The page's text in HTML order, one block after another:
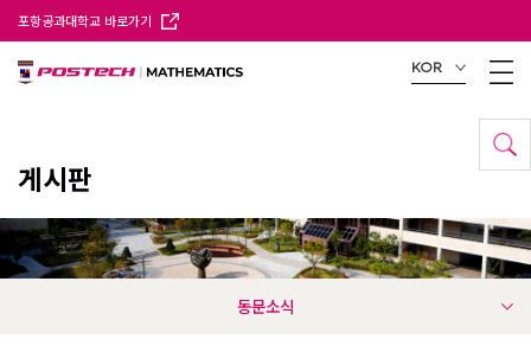
포항공과대학교 바로가기
KOR
게시판
동문소식